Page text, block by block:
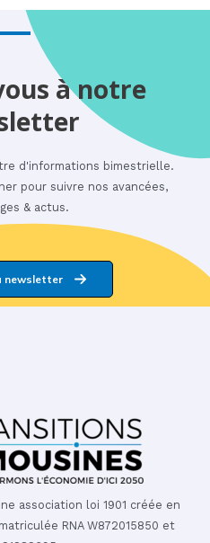
à notre
d'informations bimestrielle.
pour suivre nos avancées,
& actus.
newsletter
association loi 1901 créée en
RNA W872015850 et